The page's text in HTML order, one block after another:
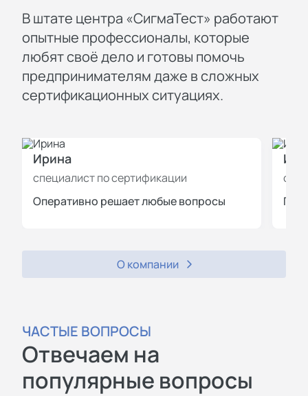
В штате центра «СигмаТест» работают
опытные профессионалы, которые
любят своё дело и готовы помочь
предпринимателям даже в сложных
сертификационных ситуациях.
Ирина
специалист по сертификации
Оперативно решает любые вопросы
О компании
ЧАСТЫЕ ВОПРОСЫ
Отвечаем на
популярные вопросы